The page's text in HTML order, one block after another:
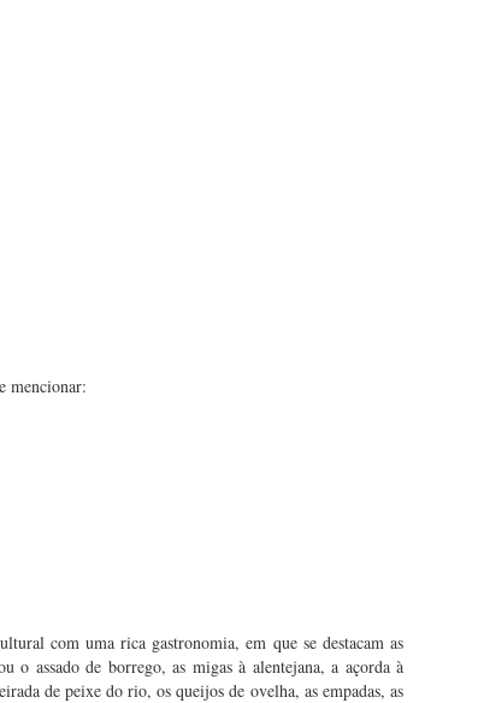
mencionar:
com uma rica gastronomia, em que se destacam as
o assado de borrego, as migas à alentejana, a açorda à
de peixe do rio, os queijos de ovelha, as empadas, as